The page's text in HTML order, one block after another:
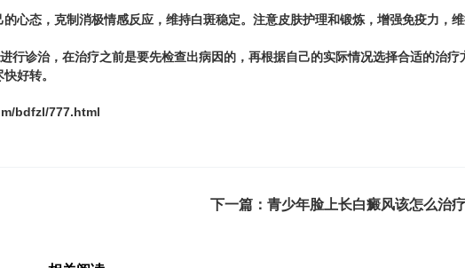
态，克制消极情感反应，维持白斑稳定。注意皮肤护理和锻炼，增强免疫力，
行诊治，在治疗之前是要先检查出病因的，再根据自己的实际情况选择合适的治疗
好转。
bdfzl/777.html
下一篇： 青少年脸上长白癜风该怎么治